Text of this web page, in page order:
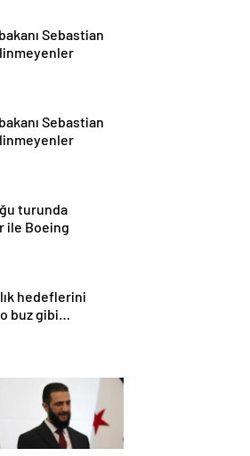
Sebastian
Sebastian
turunda
ile Boeing
dolarlık
hedeflerini
buz gibi…